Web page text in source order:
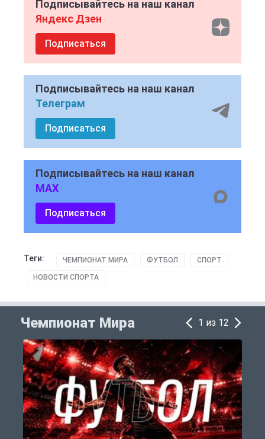
Подписывайтесь на наш канал
Яндекс Дзен
Подписаться
Подписывайтесь на наш канал
Телеграм
Подписаться
Подписывайтесь на наш канал
MAX
Подписаться
Теги: ЧЕМПИОНАТ МИРА ФУТБОЛ СПОРТ
НОВОСТИ СПОРТА
Чемпионат Мира 1 из 12